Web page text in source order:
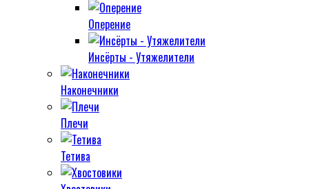
Оперение
Инсёрты - Утяжелители
Наконечники
Плечи
Тетива